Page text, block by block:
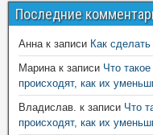
Последние
Аннак записи Как
Маринак записи Что
происходят, как их
Владислав. к записи Что
происходят, как их